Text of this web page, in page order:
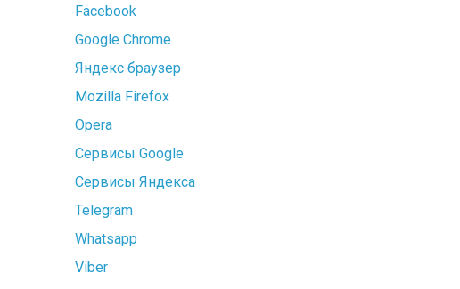
Facebook
Google Chrome
Яндекс браузер
Mozilla Firefox
Opera
Сервисы Google
Сервисы Яндекса
Telegram
Whatsapp
Viber